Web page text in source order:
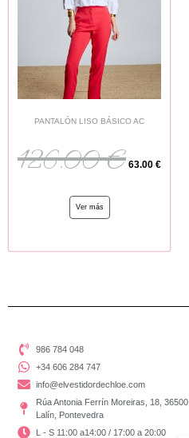
PANTALÓN LISO BÁSICO AC
126.00€ 63.00 €
Ver más
986 784 048
+34 606 284 747
info@elvestidordechloe.com
Rúa Antonia Ferrín Moreiras, 18, 36500
Lalín, Pontevedra
L - S 11:00 a14:00 / 17:00 a 20:00